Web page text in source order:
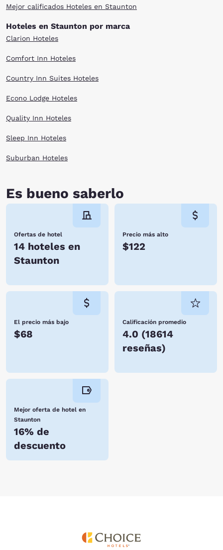
Mejor calificados Hoteles en Staunton
Hoteles en Staunton por marca
Clarion Hoteles
Comfort Inn Hoteles
Country Inn Suites Hoteles
Econo Lodge Hoteles
Quality Inn Hoteles
Sleep Inn Hoteles
Suburban Hoteles
Es bueno saberlo
Ofertas de hotel
14 hoteles en
Staunton
Precio más alto
$122
El precio más bajo
$68
Calificación promedio
4.0 (18614
reseñas)
Mejor oferta de hotel en
Staunton
16% de
descuento